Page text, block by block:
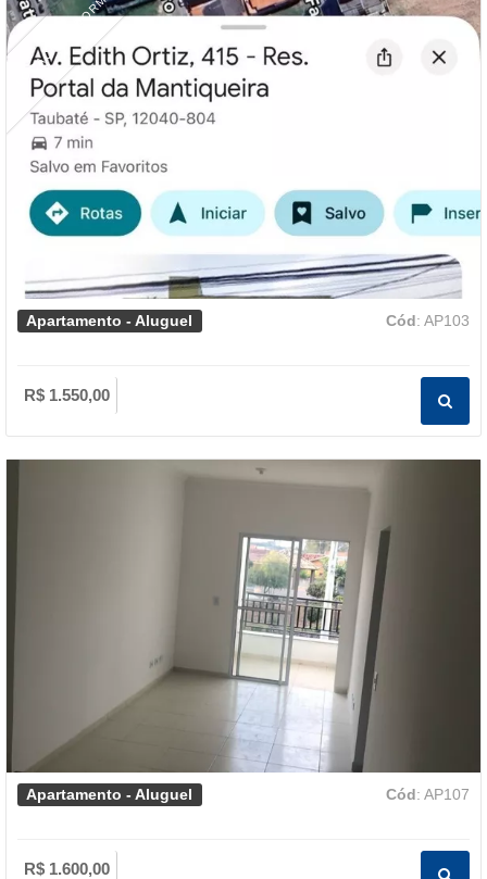
LOCAÇÃO 3 DORM
Apartamento - Aluguel Cód: AP103
R$ 1.550,00
Apartamento - Aluguel Cód: AP107
R$ 1.600,00